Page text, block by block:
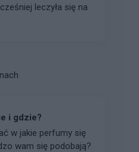
leczyła się na
i gdzie?
w jakie perfumy się
wam się podobają?